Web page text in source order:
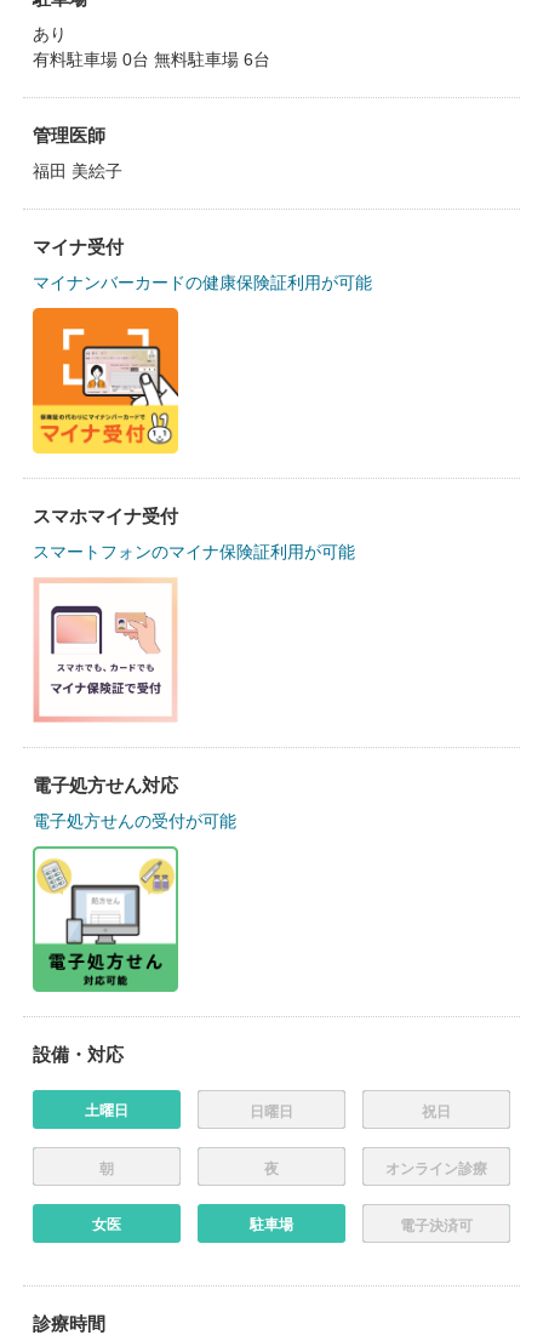
あり
有料駐車場 0台 無料駐車場 6台
管理医師
福田 美絵子
マイナ受付
マイナンバーカードの健康保険証利用が可能
スマホマイナ受付
スマートフォンのマイナ保険証利用が可能
電子処方せん対応
電子処方せんの受付が可能
設備・対応
土曜日 日曜日 祝日
朝 夜 オンライン診療
女医 駐車場 電子決済可
診療時間